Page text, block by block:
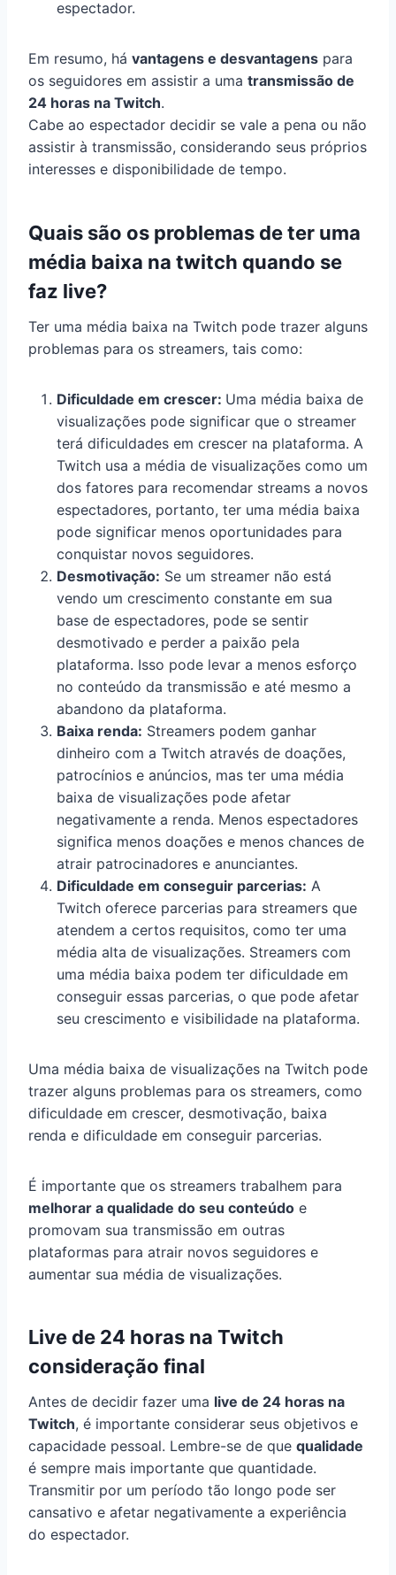
espectador.
Em resumo, há vantagens e desvantagens para
os seguidores em assistir a uma transmissão de
24 horas na Twitch.
Cabe ao espectador decidir se vale a pena ou não
assistir à transmissão, considerando seus próprios
interesses e disponibilidade de tempo.
Quais são os problemas de ter uma
média baixa na twitch quando se
faz live?
Ter uma média baixa na Twitch pode trazer alguns
problemas para os streamers, tais como:
Dificuldade em crescer: Uma média baixa de
visualizações pode significar que o streamer
terá dificuldades em crescer na plataforma. A
Twitch usa a média de visualizações como um
dos fatores para recomendar streams a novos
espectadores, portanto, ter uma média baixa
pode significar menos oportunidades para
conquistar novos seguidores.
Desmotivação: Se um streamer não está
vendo um crescimento constante em sua
base de espectadores, pode se sentir
desmotivado e perder a paixão pela
plataforma. Isso pode levar a menos esforço
no conteúdo da transmissão e até mesmo a
abandono da plataforma.
Baixa renda: Streamers podem ganhar
dinheiro com a Twitch através de doações,
patrocínios e anúncios, mas ter uma média
baixa de visualizações pode afetar
negativamente a renda. Menos espectadores
significa menos doações e menos chances de
atrair patrocinadores e anunciantes.
Dificuldade em conseguir parcerias: A
Twitch oferece parcerias para streamers que
atendem a certos requisitos, como ter uma
média alta de visualizações. Streamers com
uma média baixa podem ter dificuldade em
conseguir essas parcerias, o que pode afetar
seu crescimento e visibilidade na plataforma.
Uma média baixa de visualizações na Twitch pode
trazer alguns problemas para os streamers, como
dificuldade em crescer, desmotivação, baixa
renda e dificuldade em conseguir parcerias.
É importante que os streamers trabalhem para
melhorar a qualidade do seu conteúdo e
promovam sua transmissão em outras
plataformas para atrair novos seguidores e
aumentar sua média de visualizações.
Live de 24 horas na Twitch
consideração final
Antes de decidir fazer uma live de 24 horas na
Twitch, é importante considerar seus objetivos e
capacidade pessoal. Lembre-se de que qualidade
é sempre mais importante que quantidade.
Transmitir por um período tão longo pode ser
cansativo e afetar negativamente a experiência
do espectador.